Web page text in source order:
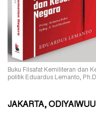
Buku Filsafat Kemiliteran dan
politik Eduardus Lemanto,
JAKARTA,